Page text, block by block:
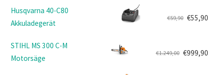
war:
€159,00
ist:
€149,00.
Husqvarna 40-C80
Akkuladegerät
€59,90
Ursprünglicher
war:
€59,90
€55,90
Aktueller
ist:
€55,90.
STIHL MS 300 C-M
Motorsäge
€1.249,00
Ursprünglicher
€999,90
Aktueller